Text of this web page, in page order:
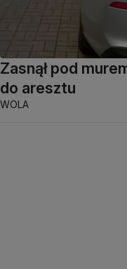
Zasnął pod
do aresztu
WOLA